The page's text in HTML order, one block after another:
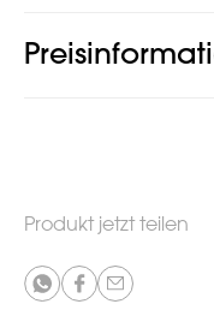
Produkt jetzt teilen